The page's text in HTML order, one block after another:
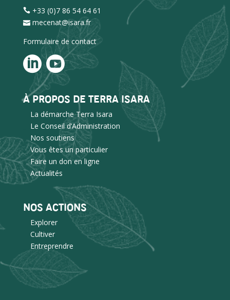
+33 (0)7 86 54 64 61
mecenat@isara.fr
Formulaire de contact
À PROPOS DE TERRA ISARA
La démarche Terra Isara
Le Conseil d’Administration
Nos soutiens
Vous êtes un particulier
Faire un don en ligne
Actualités
NOS ACTIONS
Explorer
Cultiver
Entreprendre